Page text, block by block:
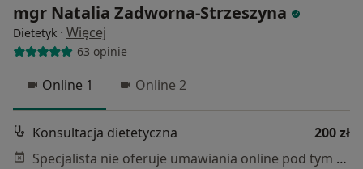
mgr Natalia Zadworna-Strzeszyna
Dietetyk · Więcej
63 opinie
Online 1 Online 2
Konsultacja dietetyczna
200 zł
Specjalista nie oferuje umawiania online pod tym adresem.